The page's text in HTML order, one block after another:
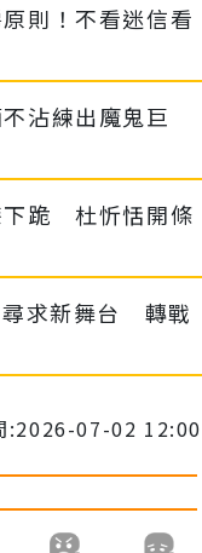
則！不看迷信看
沾練出魔鬼巨
下跪 杜忻恬開條
尋求新舞台 轉戰
:2026-07-02 12:00